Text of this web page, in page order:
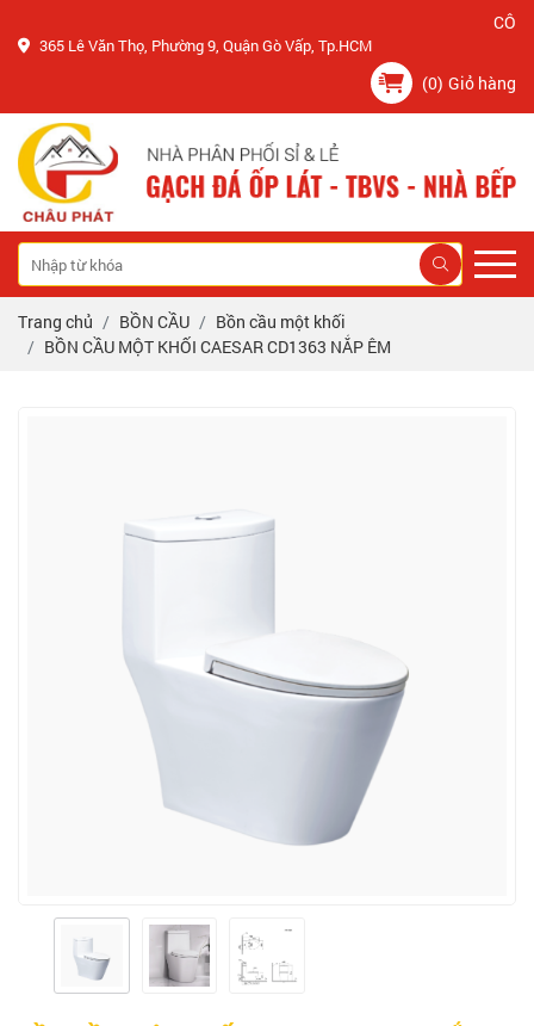
CÔNG TY
365 Lê Văn Thọ, Phường 9, Quận Gò Vấp, Tp.HCM
(0) Giỏ hàng
Trang chủ BỒN CẦU
Bồn cầu một khối
BỒN CẦU MỘT KHỐI CAESAR CD1363 NẮP ÊM